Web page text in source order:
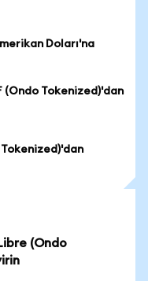
Doları'na
(Ondo Tokenized)'dan
(Ondo